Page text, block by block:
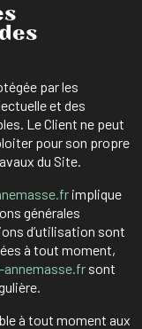
par les
et des
Le Client ne peut
pour son propre
du Site.
implique
générales
d’utilisation sont
à tout moment,
sont
à tout moment aux